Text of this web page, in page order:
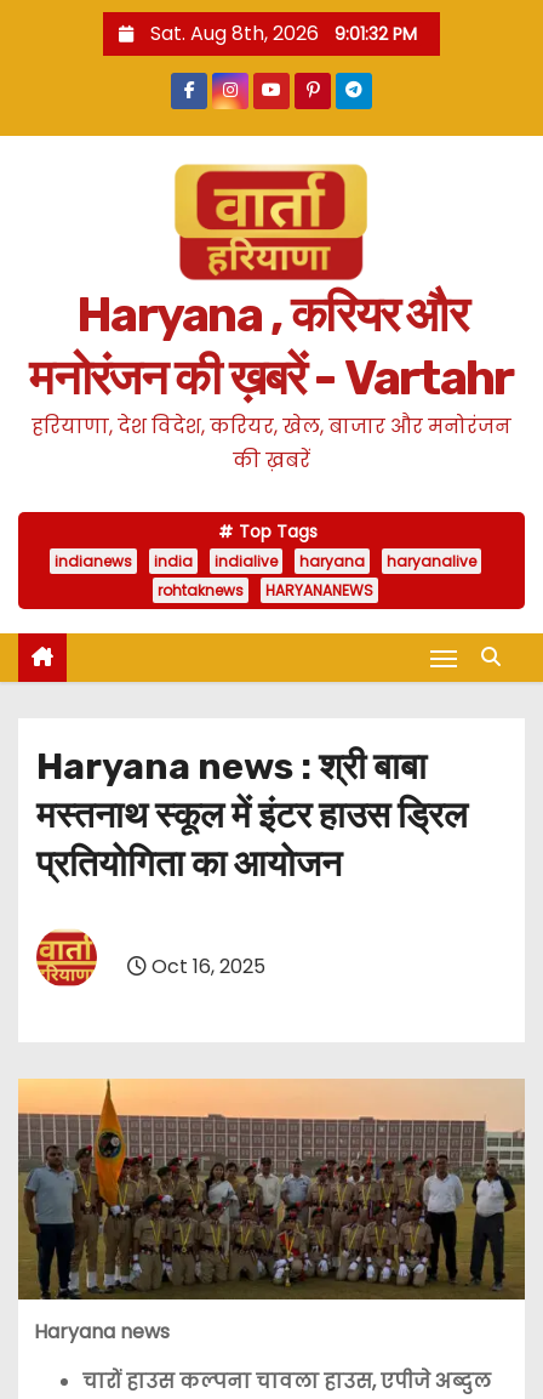
Sat. Aug 8th, 2026 9:01:33 PM
Haryana , करियर और
मनोरंजन की ख़बरें - Vartahr
हरियाणा, देश विदेश, करियर, खेल, बाजार और मनोरंजन
की ख़बरें
Top Tags
indianews india indialive haryana
haryanalive
rohtaknews
HARYANANEWS
Haryana news : श्री बाबा
मस्तनाथ स्कूल में इंटर हाउस ड्रिल
प्रतियोगिता का आयोजन
Oct 16, 2025
Haryana news
चारों हाउस कल्पना चावला हाउस, एपीजे अब्दुल